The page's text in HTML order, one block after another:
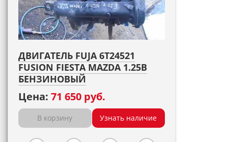
ДВИГАТЕЛЬ FUJA 6T24521
FUSION FIESTA MAZDA 1.25B
БЕНЗИНОВЫЙ
Цена: 71 650 руб.
В корзину Узнать наличие